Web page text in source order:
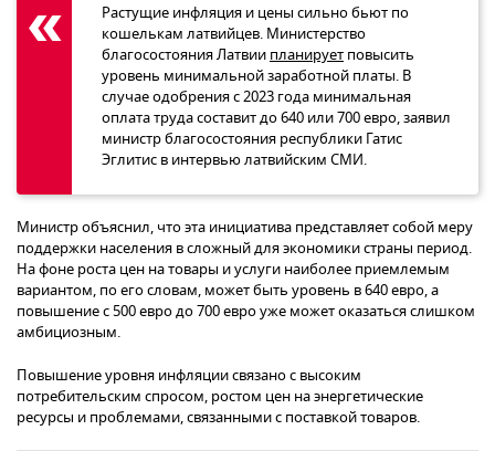
Растущие инфляция и цены сильно бьют по
кошелькам латвийцев. Министерство
благосостояния Латвии планирует повысить
уровень минимальной заработной платы. В
случае одобрения с 2023 года минимальная
оплата труда составит до 640 или 700 евро, заявил
министр благосостояния республики Гатис
Эглитис в интервью латвийским СМИ.
Министр объяснил, что эта инициатива представляет собой меру
поддержки населения в сложный для экономики страны период.
На фоне роста цен на товары и услуги наиболее приемлемым
вариантом, по его словам, может быть уровень в 640 евро, а
повышение с 500 евро до 700 евро уже может оказаться слишком
амбициозным.
Повышение уровня инфляции связано с высоким
потребительским спросом, ростом цен на энергетические
ресурсы и проблемами, связанными с поставкой товаров.